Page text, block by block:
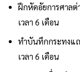
ฝึกหัดอัยการศาลต่
เวลา 6 เดือน
ทำบันทึกกระทงแ
เวลา 6 เดือน